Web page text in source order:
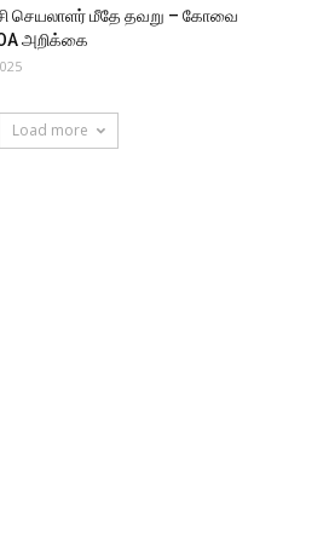
செயலாளர் மீதே தவறு – கோவை
அறிக்கை
Load more